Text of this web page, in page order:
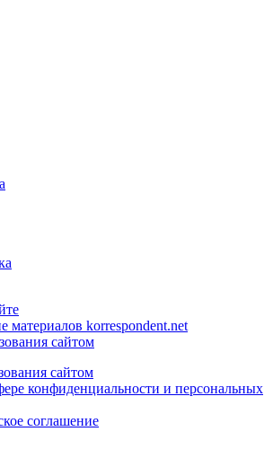
материалов korrespondent.net
сайтом
сайтом
конфиденциальности и персональных
соглашение